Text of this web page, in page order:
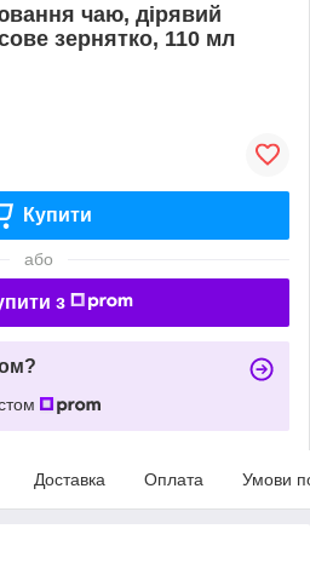
чаю, дірявий
зернятко, 110 мл
Купити
або
з
Доставка Оплата Умови